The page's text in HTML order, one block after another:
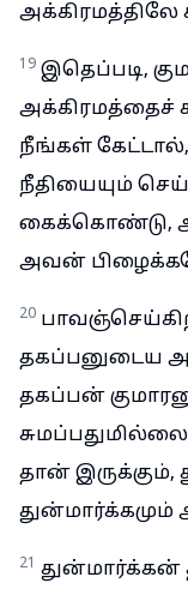
அக்கிரமத்திலே
19 இதெப்படி,
அக்கிரமத்தைச்
நீங்கள்
நீதியையும்
கைக்கொண்டு,
அவன்
20
தகப்பனுடைய
தகப்பன்
தான் இருக்கும்,
21